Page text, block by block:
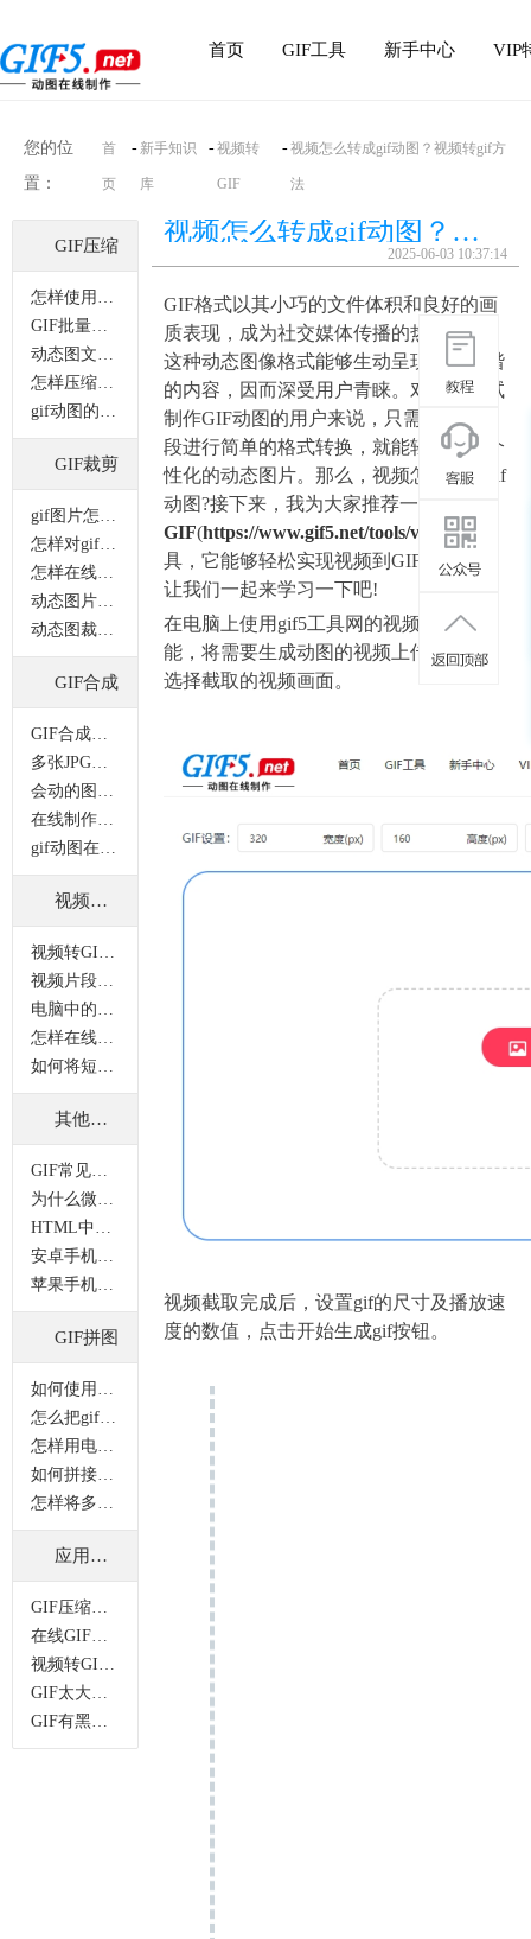
首页 GIF工具 新手中心 VIP
您的位
置：
首
页
- 新手知识
库
-视频转
GIF
-视频怎么转成gif动图？视频转gif方
法
GIF压缩
怎样使用电脑来压缩gif动图？
GIF批量压缩功能该如何操作？
动态图文件怎样才能缩小？
怎样压缩gif动图添加成表情？
gif动图的体积怎么变小？
GIF裁剪
gif图片怎样裁剪？
怎样对gif动图进行尺寸裁剪？
怎样在线裁剪gif图片？
动态图片裁剪怎样操作 ？
动态图裁剪后变成静态图片怎么办？
GIF合成
GIF合成功能如何使用？
多张JPG图片怎样合并成一张GIF图片？
会动的图片怎么做？gif动图制作的方法有哪些？
在线制作有趣gif图片的三步简单操作
gif动图在线怎么做？在线作图的简单方法
视频转GIF
视频转GIF功能如何在线操作？
视频片段如何转化为GIF图片？
电脑中的GIF图都无法正常播放该怎么办？
怎样在线把视频转gif？
如何将短视频制作成gif动图？
其他问题
GIF常见问题
为什么微信中打开的GIF图片是静态的？
HTML中怎样插入GIF格式的图片？
安卓手机无法查看GIF图的原因
苹果手机怎样保存GIF图片？
GIF拼图
如何使用gif拼图功能？
怎么把gif拼接在一起？多张gif怎么拼在一起？
怎样用电脑将动图和静态图片拼接成一张图片？
如何拼接多张gif动图？动图拼接怎么做？
怎样将多张gif合并在一张图片上显示？
应用案例
GIF压缩实用攻略：无损压缩+多场景适配指南
在线GIF制作工具哪个好用？免费无水印，多功能一站式搞定
视频转GIF在线工具推荐，无需安装，高清无损一键转换
GIF太大发不出？这款无损GIF压缩工具无水印超好用
GIF有黑边、尺寸不对？这款在线GIF裁剪工具，无损不模糊
视频怎么转成gif动图？视频转gif方法
2025-06-03 10:37:14
GIF格式以其小巧的文件体积和良好的画
质表现，成为社交媒体传播的热门选择。
这种动态图像格式能够生动呈现幽默诙谐
的内容，因而深受用户青睐。对于想尝试
制作GIF动图的用户来说，只需将视频片
段进行简单的格式转换，就能轻松生成个
性化的动态图片。那么，视频怎么转成gif
动图?接下来，我为大家推荐一款
GIF(https://www.gif5.net/tools/video)工
具，它能够轻松实现视频到GIF的转换，
让我们一起来学习一下吧!
在电脑上使用gif5工具网的视频转gif功
能，将需要生成动图的视频上传到网站，
选择截取的视频画面。
视频截取完成后，设置gif的尺寸及播放速
度的数值，点击开始生成gif按钮。